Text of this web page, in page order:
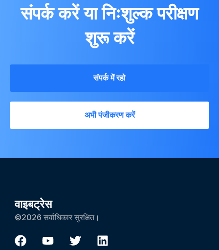
संपर्क करें या निःशुल्क परीक्षण
शुरू करें
संपर्क में रहो
अभी पंजीकरण करें
वाइबट्रेस
©2026 सर्वाधिकार सुरक्षित।